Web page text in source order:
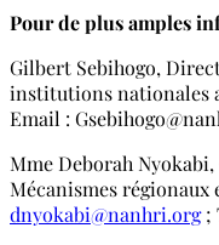
Pour de plus amples
Gilbert Sebihogo,
institutions nationales
Email :
Mme Deborah
Mécanismes
dnyokabi@nanhri.org ;